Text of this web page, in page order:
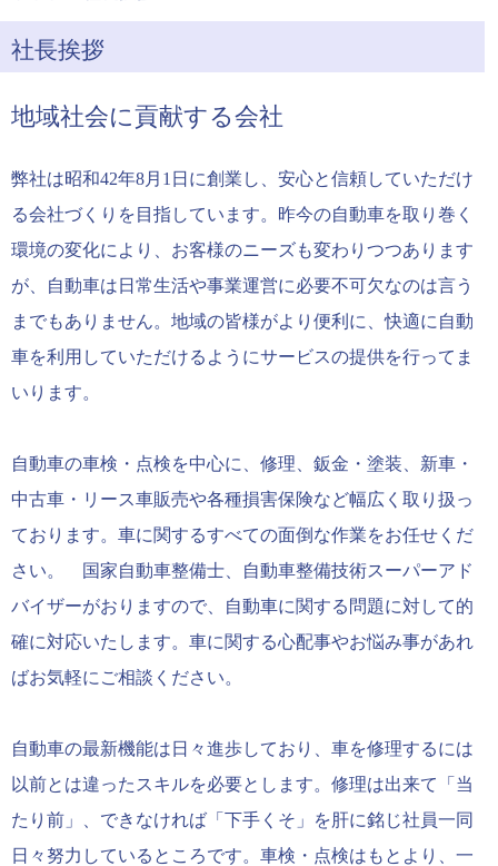
社長挨拶
地域社会に貢献する会社
弊社は昭和42年8月1日に創業し、安心と信頼していただけ
る会社づくりを目指しています。昨今の自動車を取り巻く
環境の変化により、お客様のニーズも変わりつつあります
が、自動車は日常生活や事業運営に必要不可欠なのは言う
までもありません。地域の皆様がより便利に、快適に自動
車を利用していただけるようにサービスの提供を行ってま
いります。
自動車の車検・点検を中心に、修理、鈑金・塗装、新車・
中古車・リース車販売や各種損害保険など幅広く取り扱っ
ております。車に関するすべての面倒な作業をお任せくだ
さい。 国家自動車整備士、自動車整備技術スーパーアド
バイザーがおりますので、自動車に関する問題に対して的
確に対応いたします。車に関する心配事やお悩み事があれ
ばお気軽にご相談ください。
自動車の最新機能は日々進歩しており、車を修理するには
以前とは違ったスキルを必要とします。修理は出来て「当
たり前」、できなければ「下手くそ」を肝に銘じ社員一同
日々努力しているところです。車検・点検はもとより、一